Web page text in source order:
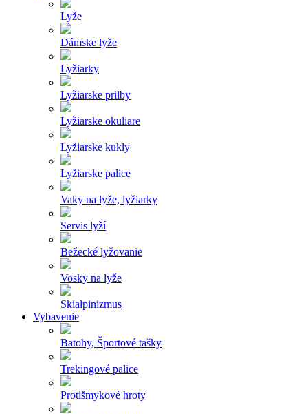
Lyže
Dámske lyže
Lyžiarky
Lyžiarske prilby
Lyžiarske okuliare
Lyžiarske kukly
Lyžiarske palice
Vaky na lyže, lyžiarky
Servis lyží
Bežecké lyžovanie
Vosky na lyže
Skialpinizmus
Vybavenie
Batohy, Športové tašky
Trekingové palice
Protišmykové hroty